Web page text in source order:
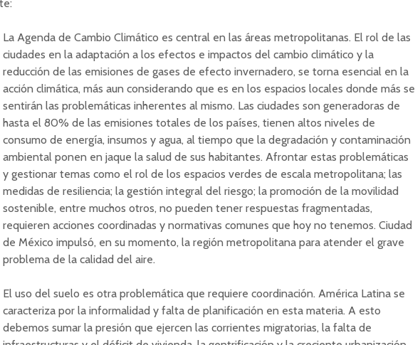
La Agenda de Cambio Climático es central en las áreas metropolitanas. El rol de las
ciudades en la adaptación a los efectos e impactos del cambio climático y la
reducción de las emisiones de gases de efecto invernadero, se torna esencial en la
acción climática, más aun considerando que es en los espacios locales donde más se
sentirán las problemáticas inherentes al mismo. Las ciudades son generadoras de
hasta el 80% de las emisiones totales de los países, tienen altos niveles de
consumo de energía, insumos y agua, al tiempo que la degradación y contaminación
ambiental ponen en jaque la salud de sus habitantes. Afrontar estas problemáticas
y gestionar temas como el rol de los espacios verdes de escala metropolitana; las
medidas de resiliencia; la gestión integral del riesgo; la promoción de la movilidad
sostenible, entre muchos otros, no pueden tener respuestas fragmentadas,
requieren acciones coordinadas y normativas comunes que hoy no tenemos. Ciudad
de México impulsó, en su momento, la región metropolitana para atender el grave
problema de la calidad del aire.
El uso del suelo es otra problemática que requiere coordinación. América Latina se
caracteriza por la informalidad y falta de planificación en esta materia. A esto
debemos sumar la presión que ejercen las corrientes migratorias, la falta de